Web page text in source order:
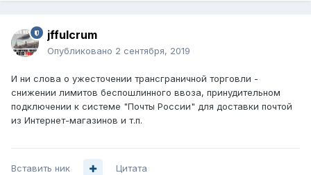
jffulcrum
Опубликовано 2 сентября, 2019
И ни слова о ужесточении трансграничной торговли -
снижении лимитов беспошлинного ввоза, принудительном
подключении к системе "Почты России" для доставки почтой
из Интернет-магазинов и т.п.
Вставить ник Цитата